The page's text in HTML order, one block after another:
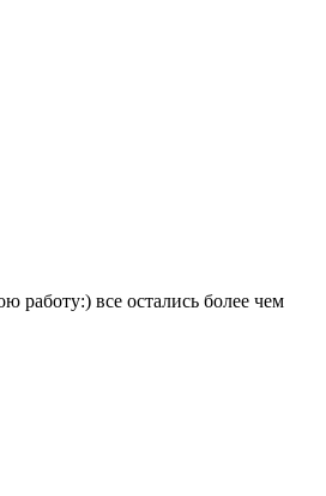
работу:) все остались более чем